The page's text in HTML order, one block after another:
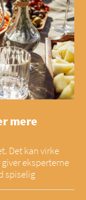
mere
Det kan virke
eksperterne
spiselig